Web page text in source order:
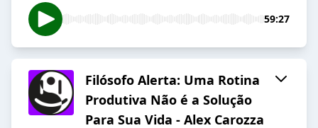
59:27
Filósofo Alerta: Uma Rotina
Produtiva Não é a Solução
Para Sua Vida - Alex Carozza